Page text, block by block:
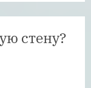
стену?